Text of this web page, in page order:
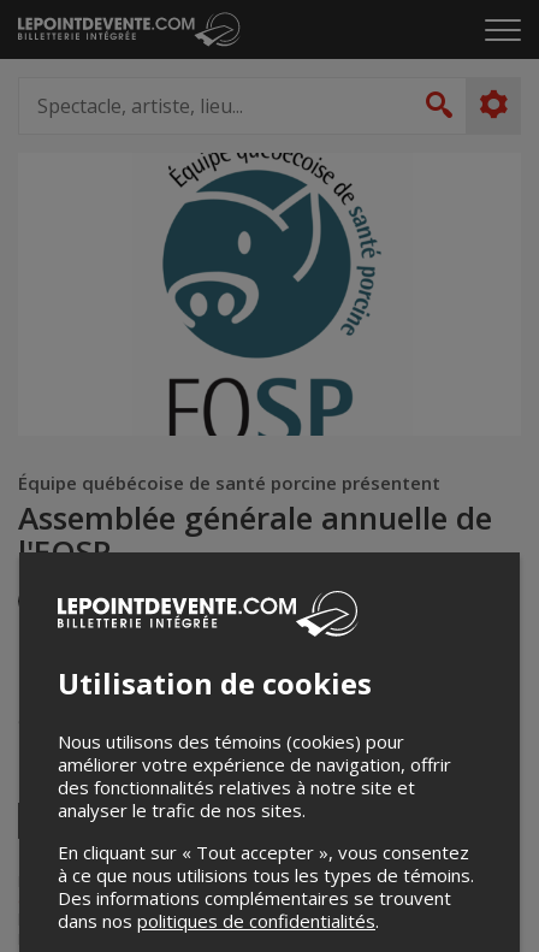
Passer
au
le
artiste,
lieu...
Équipe québécoise de santé porcine présentent
Assemblée générale annuelle de
l'EQSP
Événement en personne
22 octobre 2025
Best Western Hôtel Universel, Palace 3-4
Partagez cet événement
Facebook
Twitter
Linkedin PinterestEnvoyer
par
courriel
Lepointdevente.com agit à titre de mandataire pour Équipe
québécoise de santé porcinedans le cadre de l’affichage en ligne et
la vente de billets pour ses événements.
Pour plus d’information à propos de cet événement, veuillez
Utilisation de cookies
Nous utilisons des témoins (cookies) pour
améliorer votre expérience de navigation, offrir
des fonctionnalités relatives à notre site et
analyser le trafic de nos sites.
En cliquant sur « Tout accepter », vous consentez
à ce que nous utilisions tous les types de témoins.
Des informations complémentaires se trouvent
dans nos politiques de confidentialités.